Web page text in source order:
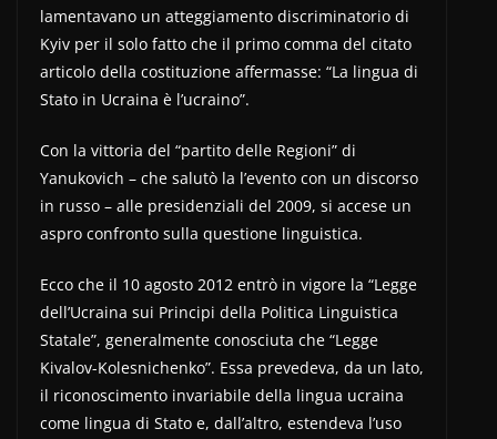
lamentavano un atteggiamento discriminatorio di
Kyiv per il solo fatto che il primo comma del citato
articolo della costituzione affermasse: “La lingua di
Stato in Ucraina è l’ucraino”.
Con la vittoria del “partito delle Regioni” di
Yanukovich – che salutò la l’evento con un discorso
in russo – alle presidenziali del 2009, si accese un
aspro confronto sulla questione linguistica.
Ecco che il 10 agosto 2012 entrò in vigore la “Legge
dell’Ucraina sui Principi della Politica Linguistica
Statale”, generalmente conosciuta che “Legge
Kivalov-Kolesnichenko”. Essa prevedeva, da un lato,
il riconoscimento invariabile della lingua ucraina
come lingua di Stato e, dall’altro, estendeva l’uso